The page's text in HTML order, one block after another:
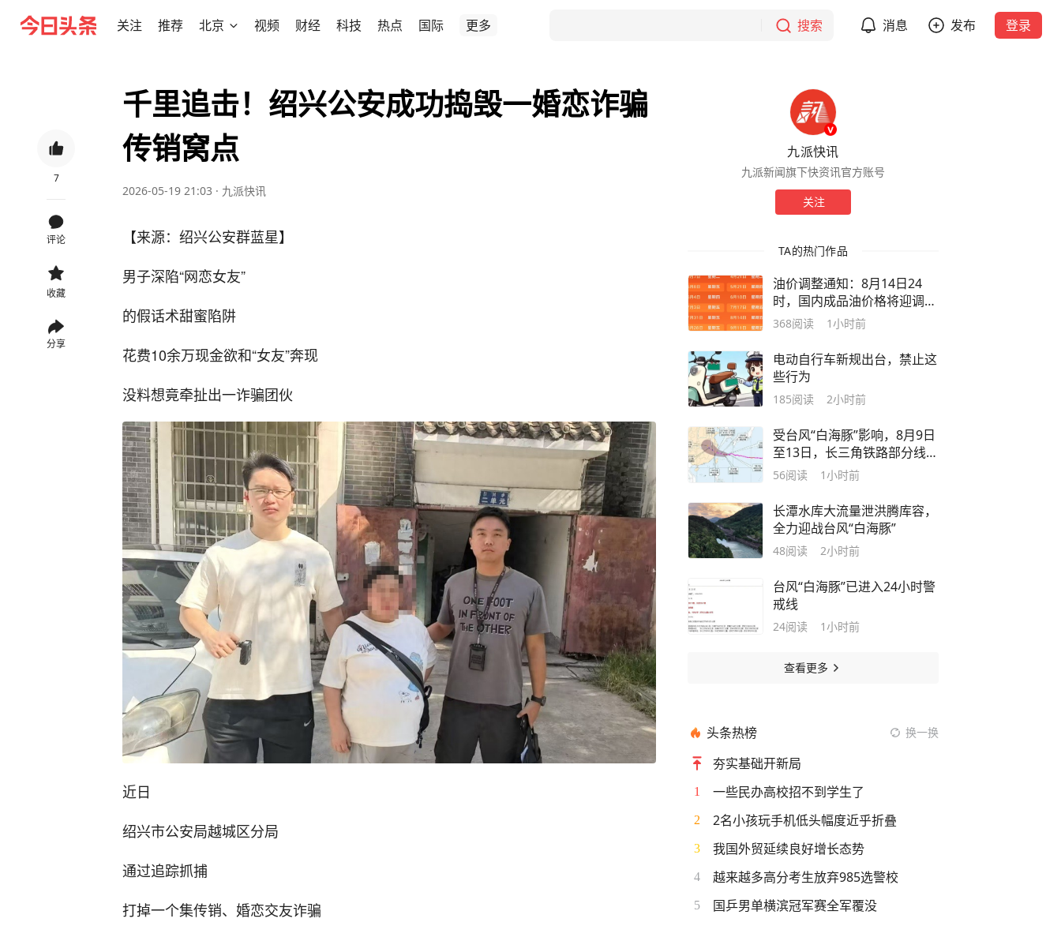
关注 推荐 北京 视频 财经 科技 热点 国际 更多 搜索 消息 发布 登录
7
评论
收藏
分享
千里追击！绍兴公安成功捣毁一婚恋诈骗
传销窝点
2026-05-19 21:03 · 九派快讯
【来源：绍兴公安群蓝星】
男子深陷“网恋女友”
的假话术甜蜜陷阱
花费10余万现金欲和“女友”奔现
没料想竟牵扯出一诈骗团伙
近日
绍兴市公安局越城区分局
通过追踪抓捕
打掉一个集传销、婚恋交友诈骗
九派快讯
九派新闻旗下快资讯官方账号
关注
TA的热门作品
油价调整通知：8月14日24
时，国内成品油价格将迎调
整，根据目前的预期跌幅，汽
368阅读 1小时前
电动自行车新规出台，禁止这
些行为
185阅读 2小时前
受台风“白海豚”影响，8月9日
至13日，长三角铁路部分线路
列车临时停运
56阅读 1小时前
长潭水库大流量泄洪腾库容，
全力迎战台风“白海豚”
48阅读 2小时前
台风“白海豚”已进入24小时警
戒线
24阅读 1小时前
查看更多
头条热榜 换一换
夯实基础开新局
1 一些民办高校招不到学生了
2 2名小孩玩手机低头幅度近乎折叠
3 我国外贸延续良好增长态势
4 越来越多高分考生放弃985选警校
5 国乒男单横滨冠军赛全军覆没